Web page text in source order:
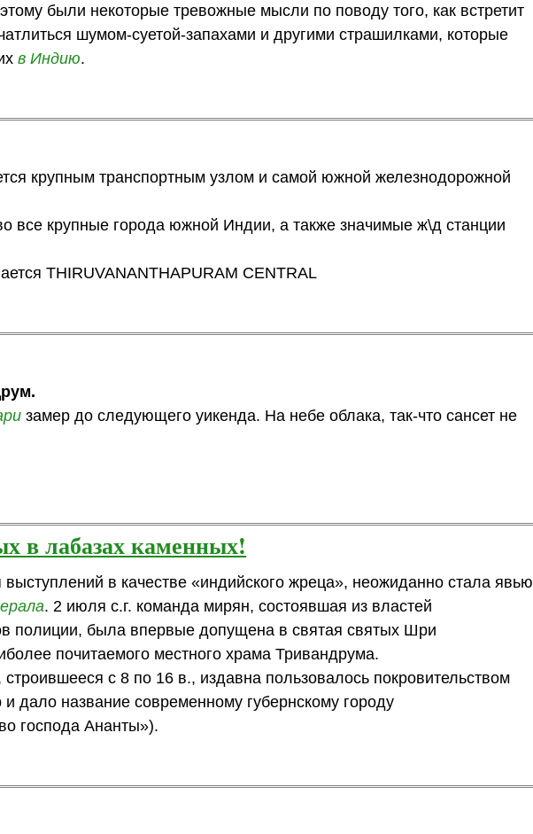
были некоторые тревожные мысли по поводу того, как встретит
шумом-суетой-запахами и другими страшилками, которые
в Индию.
крупным транспортным узлом и самой южной железнодорожной
все крупные города южной Индии, а также значимые ж\д станции
THIRUVANANTHAPURAM CENTRAL
замер до следующего уикенда. На небе облака, так-что сансет не
в лабазах каменных!
в качестве «индийского жреца», неожиданно стала явью
. 2 июля с.г. команда мирян, состоявшая из властей
полиции, была впервые допущена в святая святых Шри
почитаемого местного храма Тривандрума.
с 8 по 16 в., издавна пользовалось покровительством
дало название современному губернскому городу
господа Ананты»).